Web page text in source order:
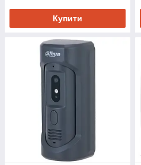
Купити